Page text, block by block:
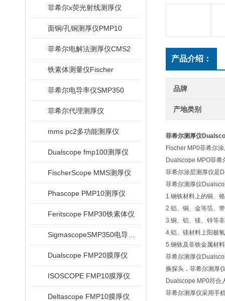
菲希尔x荧光射线测厚仪
面铜/孔铜测厚仪PMP10
菲希尔电解法测厚仪CMS2
铁素体测量仪Fischer
菲希尔电导率仪SMP350
菲希尔代理测厚仪
mms pc2多功能测厚仪
Dualscope fmp100测厚仪
FischerScope MMS测厚仪
Phascope PMP10测厚仪
Feritscope FMP30铁素体仪
Dualscope FMP20膜厚仪
ISOSCOPE FMP10膜厚仪
Deltascope FMP10膜厚仪
产品介绍：
品牌
产地类别
菲希尔测厚仪
Fischer MP0菲希尔
Dualscope MPO菲
菲希尔涂层测厚仪是
菲希尔测厚仪
1.钢铁材料上的铜、
2.铝、铜、金等箔、
3.铜、铝、镁、锌等
4.铝、镁材料上阳极
5.钢铁及非铁金属材
菲希尔测厚仪
换探头，菲希尔测厚
Dualscope MP0符合
菲希尔测厚仪采用手